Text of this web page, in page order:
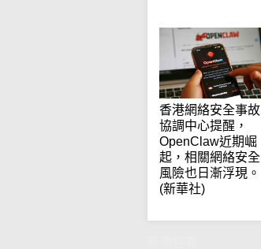
香港網絡安全事故
協調中心提醒，
OpenClaw近期崛
起，相關網絡安全
風險也日漸浮現。
(新華社)